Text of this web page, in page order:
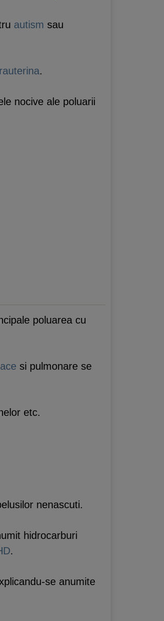
autism sau
.
nocive ale poluarii
poluarea cu
si pulmonare se
etc.
nenascuti.
hidrocarburi
.
se anumite